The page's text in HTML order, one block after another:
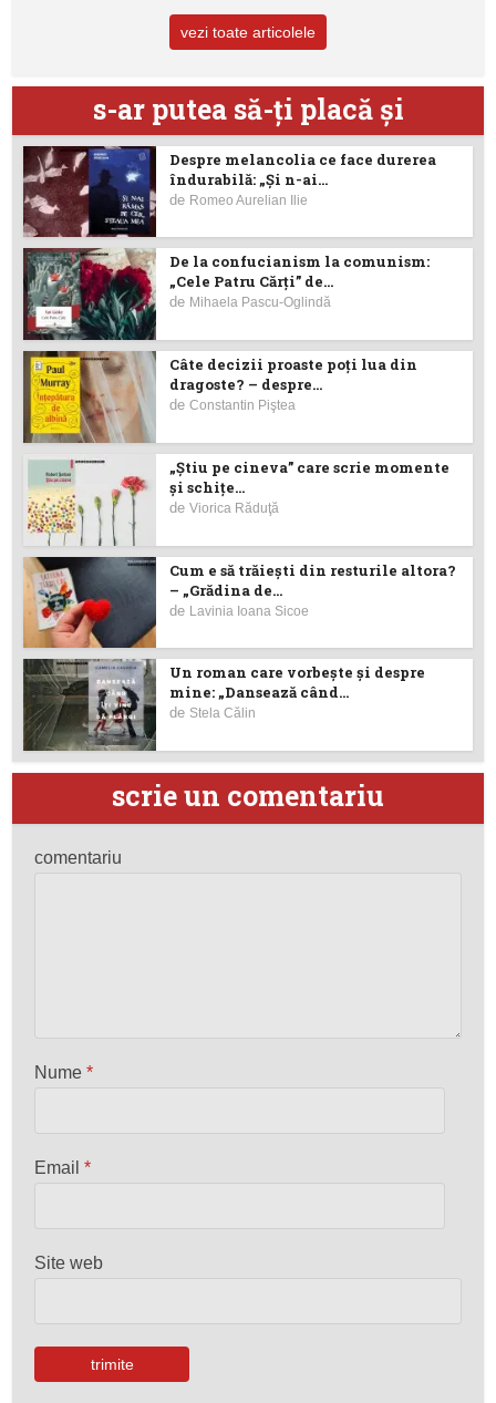
vezi toate articolele
s-ar putea să-ţi placă şi
Despre melancolia ce face durerea
îndurabilă: „Și n-ai...
de Romeo Aurelian Ilie
De la confucianism la comunism:
„Cele Patru Cărți” de...
de Mihaela Pascu-Oglindă
Câte decizii proaste poţi lua din
dragoste? – despre...
deConstantin Piştea
„Știu pe cineva” care scrie momente
și schițe...
deViorica Răduţă
Cum e să trăiești din resturile altora?
– „Grădina de...
de Lavinia Ioana Sicoe
Un roman care vorbește și despre
mine: „Dansează când...
de Stela Călin
scrie un comentariu
comentariu
Nume*
Email*
Site web